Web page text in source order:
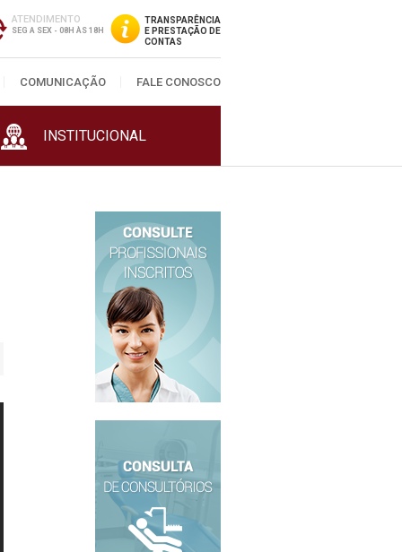
ATENDIMENTO
SEG A SEX - 08H ÀS 18H
TRANSPARÊNCIA
E PRESTAÇÃO DE
CONTAS
COMUNICAÇÃO FALE CONOSCO
INSTITUCIONAL